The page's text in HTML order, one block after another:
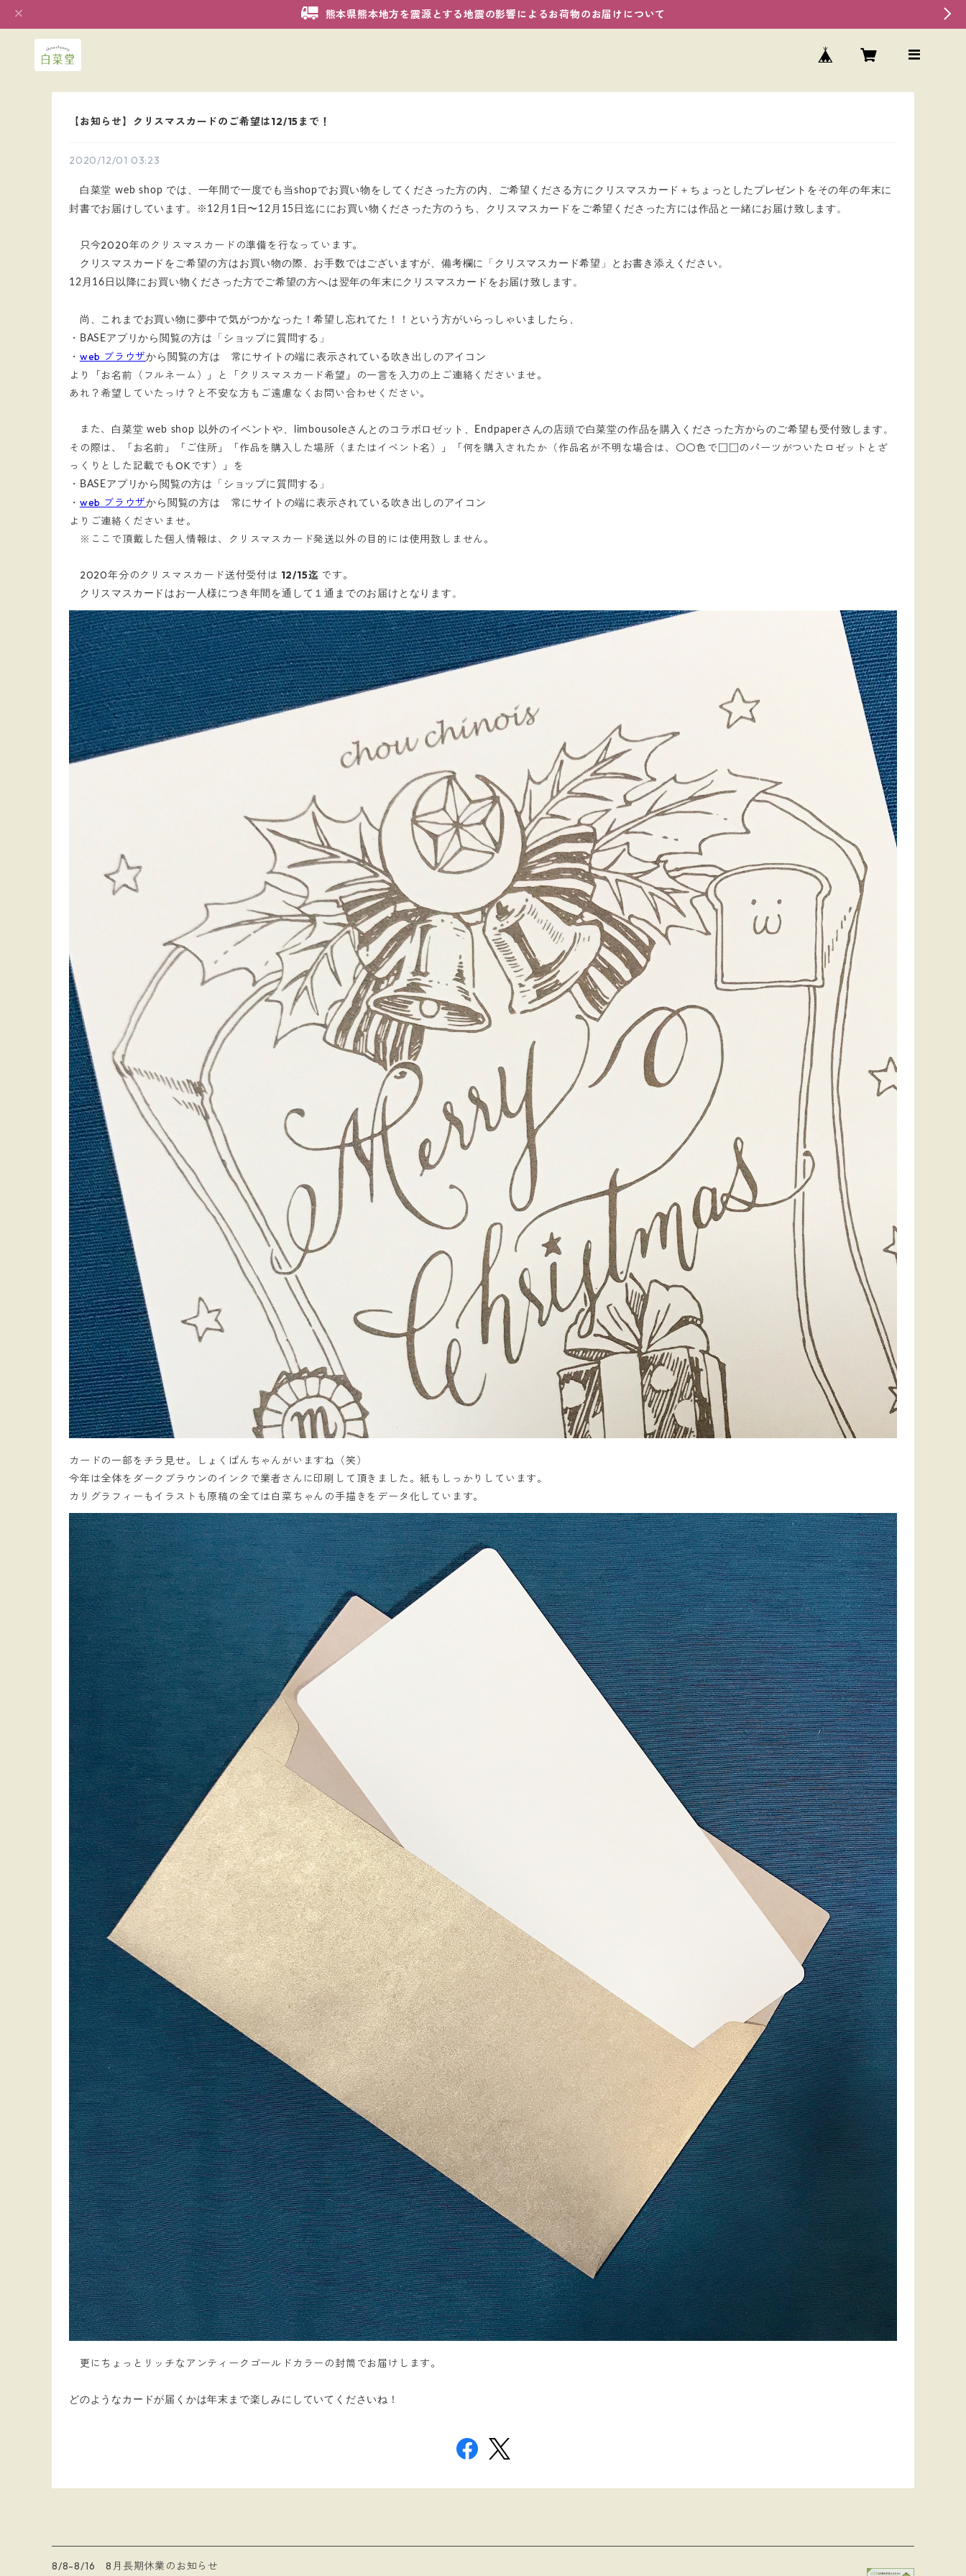
熊本県熊本地方を震源とする地震の影響によるお荷物のお届けについて
【お知らせ】クリスマスカードのご希望は12/15まで！
2020/12/01 03:23
白菜堂 web shop では、一年間で一度でも当shopでお買い物をしてくださった方の内、ご希望くださる方にクリスマスカード＋ちょっとしたプレゼントをその年の年末に
封書でお届けしています。※12月1日〜12月15日迄ににお買い物くださった方のうち、クリスマスカードをご希望くださった方には作品と一緒にお届け致します。
只今2020年のクリスマスカードの準備を行なっています。
クリスマスカードをご希望の方はお買い物の際、お手数ではございますが、備考欄に「クリスマスカード希望」とお書き添えください。
12月16日以降にお買い物くださった方でご希望の方へは翌年の年末にクリスマスカードをお届け致します。
尚、これまでお買い物に夢中で気がつかなった！希望し忘れてた！！という方がいらっしゃいましたら、
・BASEアプリから閲覧の方は「ショップに質問する」
・ web ブラウザから閲覧の方は 常にサイトの端に表示されている吹き出しのアイコン
より「お名前（フルネーム）」と「クリスマスカード希望」の一言を入力の上ご連絡くださいませ。
あれ？希望していたっけ？と不安な方もご遠慮なくお問い合わせください。
また、 白菜堂 web shop 以外のイベントや、limbousoleさんとのコラボロゼット、Endpaperさんの店頭で白菜堂の作品を購入くださっ た方からのご希望も受付致します。
その際は、「お名前」「ご住所」「作品を購入した場所（またはイベント名）」「何を購入されたか（作品名が不明な場合は、〇〇色で□□のパーツがついたロゼットとざ
っくりとした記載でもOKです）」を
・BASEアプリから閲覧の方は「ショップに質問する」
・ web ブラウザから閲覧の方は 常にサイトの端に表示されている吹き出しのアイコン
よりご連絡くださいませ。
※ここで頂戴した個人情報は、クリスマスカード発送以外の目的には使用致しません。
2020年分のクリスマスカード送付受付は 12/15迄 です。
クリスマスカードはお一人様につき年間を通して１通までのお届けとなります。
カードの一部をチラ見せ。しょくぱんちゃんがいますね（笑）
今年は全体をダークブラウンのインクで業者さんに印刷して頂きました。紙もしっかりしています。
カリグラフィーもイラストも原稿の全ては白菜ちゃんの手描きをデータ化しています。
更にちょっとリッチなアンティークゴールドカラーの封筒でお届けします。
どのようなカードが届くかは年末まで楽しみにしていてくださいね！
8/8-8/16 8月長期休業のお知らせ